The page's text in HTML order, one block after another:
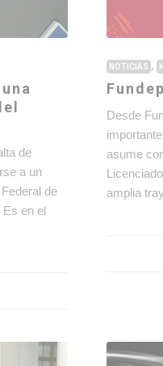
de
a un
de
Es en el
NOTICIAS ,
Desde
asume
amplia